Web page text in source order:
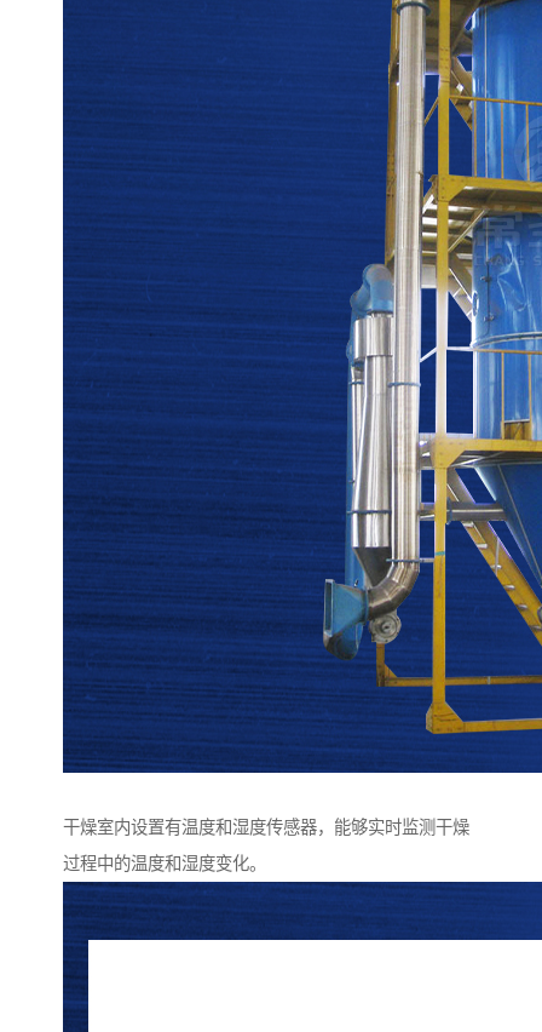
干燥室内设置有温度和湿度传感器，能够实时监测干燥
过程中的温度和湿度变化。